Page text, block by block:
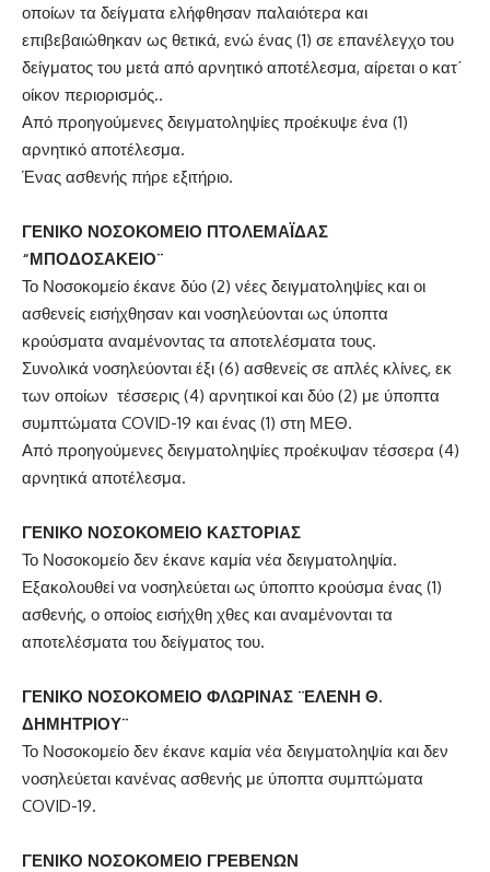
οποίων τα δείγματα ελήφθησαν παλαιότερα και
επιβεβαιώθηκαν ως θετικά, ενώ ένας (1) σε επανέλεγχο του
δείγματος του μετά από αρνητικό αποτέλεσμα, αίρεται ο κατ΄
οίκον περιορισμός..
Από προηγούμενες δειγματοληψίες προέκυψε ένα (1)
αρνητικό αποτέλεσμα.
Ένας ασθενής πήρε εξιτήριο.
ΓΕΝΙΚΟ ΝΟΣΟΚΟΜΕΙΟ ΠΤΟΛΕΜΑΪΔΑΣ
“ΜΠΟΔΟΣΑΚΕΙΟ¨
Το Νοσοκομείο έκανε δύο (2) νέες δειγματοληψίες και οι
ασθενείς εισήχθησαν και νοσηλεύονται ως ύποπτα
κρούσματα αναμένοντας τα αποτελέσματα τους.
Συνολικά νοσηλεύονται έξι (6) ασθενείς σε απλές κλίνες, εκ
των οποίων τέσσερις (4) αρνητικοί και δύο (2) με ύποπτα
συμπτώματα COVID-19 και ένας (1) στη ΜΕΘ.
Από προηγούμενες δειγματοληψίες προέκυψαν τέσσερα (4)
αρνητικά αποτέλεσμα.
ΓΕΝΙΚΟ ΝΟΣΟΚΟΜΕΙΟ ΚΑΣΤΟΡΙΑΣ
Το Νοσοκομείο δεν έκανε καμία νέα δειγματοληψία.
Εξακολουθεί να νοσηλεύεται ως ύποπτο κρούσμα ένας (1)
ασθενής, ο οποίος εισήχθη χθες και αναμένονται τα
αποτελέσματα του δείγματος του.
ΓΕΝΙΚΟ ΝΟΣΟΚΟΜΕΙΟ ΦΛΩΡΙΝΑΣ ¨ΕΛΕΝΗ Θ.
ΔΗΜΗΤΡΙΟΥ¨
Το Νοσοκομείο δεν έκανε καμία νέα δειγματοληψία και δεν
νοσηλεύεται κανένας ασθενής με ύποπτα συμπτώματα
COVID-19.
ΓΕΝΙΚΟ ΝΟΣΟΚΟΜΕΙΟ ΓΡΕΒΕΝΩΝ